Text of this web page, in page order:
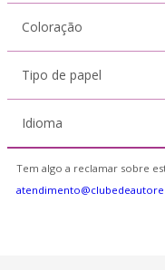
Coloração
Tipo de papel
Idioma
Tem algo a reclamar sobre